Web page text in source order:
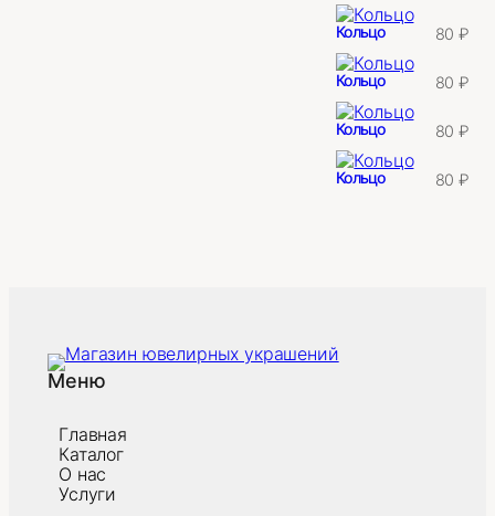
Кольцо 80₽
Кольцо 80₽
Кольцо 80₽
Кольцо 80₽
Меню
Главная
Каталог
О нас
Услуги